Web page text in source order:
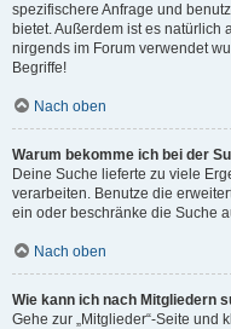
spezifischere Anfrage und
bietet. Außerdem ist es natürlich
nirgends im Forum verwendet
Begriffe!
Nach oben
Warum bekomme ich bei der
Deine Suche lieferte zu viele
verarbeiten. Benutze die
ein oder beschränke die Suche
Nach oben
Wie kann ich nach Mitgliedern
Gehe zur „Mitglieder“-Seite und